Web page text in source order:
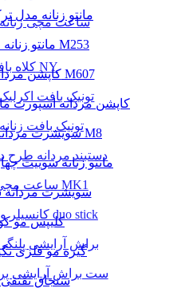
ساعت مچی
کلاه بافت طرح NY
تونیک بافت
تونیک بافت
دستبند مردانه
ساعت مچی دیجیتال مدل MK1
کانسیلر و کانتور دو طرفه duo stick
براش آرایشی پلنگی
ست براش آرایشی
مانتو زنانه مدل
مانتو زنانه جنس تدی مدل M253
کاپشن مردانه اسپورت مدل M607
کاپشن مردانه اسپورت
سویشرت مردانه جنس چرم مدل M8
مانتو زنانه سوییت چهار
سویشرت مردانه
کلیپس مو
گیره مو فلزی
سنجاق